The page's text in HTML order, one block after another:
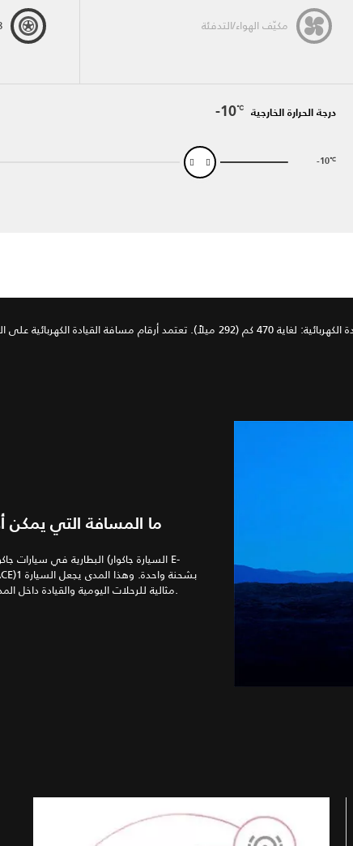
مكيّف الهواء/التدفئة
درجة الحرارة الخارجية -10℃
-10℃
استهلاك الوقود: لا ينطبق. انبعاثات ثنائي أكسيد الكربون: 0 (جم/كم). مسافة القيادة الكهربائية:
ما المسافة التي يمكن
مثالية للرحلات اليومية والقيادة داخل المدينة بدون انبعاث أي عوادم عند استخدام الوضع الكهربائي الكامل.